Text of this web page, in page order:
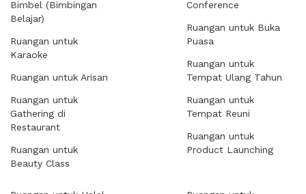
Bimbel (Bimbingan
Belajar)
Ruangan untuk
Karaoke
Ruangan untuk Arisan
Ruangan untuk
Gathering di
Restaurant
Ruangan untuk
Beauty Class
Conference
Ruangan untuk Buka
Puasa
Ruangan untuk
Tempat Ulang Tahun
Ruangan untuk
Tempat Reuni
Ruangan untuk
Product Launching